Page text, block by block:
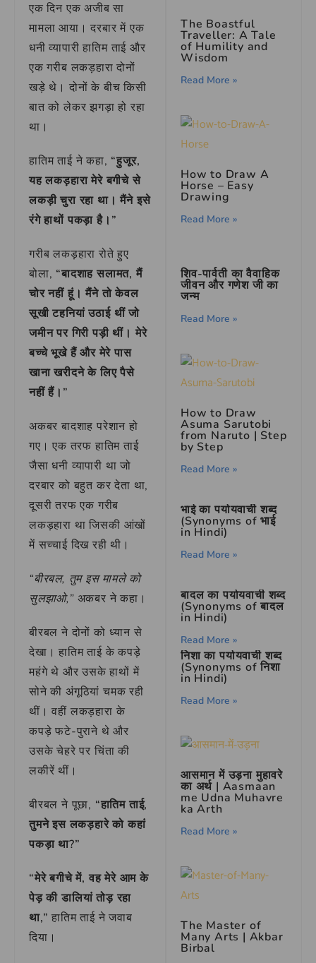
एक दिन एक अजीब सा
मामला आया। दरबार में एक
धनी व्यापारी हातिम ताई और
एक गरीब लकड़हारा दोनों
खड़े थे। दोनों के बीच किसी
बात को लेकर झगड़ा हो रहा
था।
हातिम ताई ने कहा, “हुजूर,
यह लकड़हारा मेरे बगीचे से
लकड़ी चुरा रहा था। मैंने इसे
रंगे हाथों पकड़ा है।”
गरीब लकड़हारा रोते हुए
बोला, “बादशाह सलामत, मैं
चोर नहीं हूं। मैंने तो केवल
सूखी टहनियां उठाई थीं जो
जमीन पर गिरी पड़ी थीं। मेरे
बच्चे भूखे हैं और मेरे पास
खाना खरीदने के लिए पैसे
नहीं हैं।”
अकबर बादशाह परेशान हो
गए। एक तरफ हातिम ताई
जैसा धनी व्यापारी था जो
दरबार को बहुत कर देता था,
दूसरी तरफ एक गरीब
लकड़हारा था जिसकी आंखों
में सच्चाई दिख रही थी।
“बीरबल, तुम इस मामले को
सुलझाओ,”अकबर ने कहा।
बीरबल ने दोनों को ध्यान से
देखा। हातिम ताई के कपड़े
महंगे थे और उसके हाथों में
सोने की अंगूठियां चमक रही
थीं। वहीं लकड़हारा के
कपड़े फटे-पुराने थे और
उसके चेहरे पर चिंता की
लकीरें थीं।
बीरबल ने पूछा, “हातिम ताई,
तुमने इस लकड़हारे को कहां
पकड़ा था?”
“मेरे बगीचे में, वह मेरे आम के
पेड़ की डालियां तोड़ रहा
था,” हातिम ताई ने जवाब
दिया।
The Boastful
Traveller: A Tale
of Humility and
Wisdom
Read More »
How to Draw A
Horse – Easy
Drawing
Read More »
शिव-पार्वती का वैवाहिक
जीवन और गणेश जी का
जन्म
Read More »
How to Draw
Asuma Sarutobi
from Naruto | Step
by Step
Read More »
भाई का पर्यायवाची शब्द
(Synonyms of भाई
in Hindi)
Read More »
बादल का पर्यायवाची शब्द
(Synonyms of बादल
in Hindi)
Read More »
निशा का पर्यायवाची शब्द
(Synonyms of निशा
in Hindi)
Read More »
आसमान में उड़ना मुहावरे
का अर्थ | Aasmaan
me Udna Muhavre
ka Arth
Read More »
The Master of
Many Arts | Akbar
Birbal